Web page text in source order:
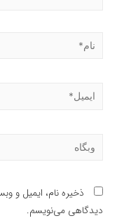
نام*
ایمیل*
وبگاه
ذخیره نام، ایمیل و
دیدگاهی می‌نویسم.